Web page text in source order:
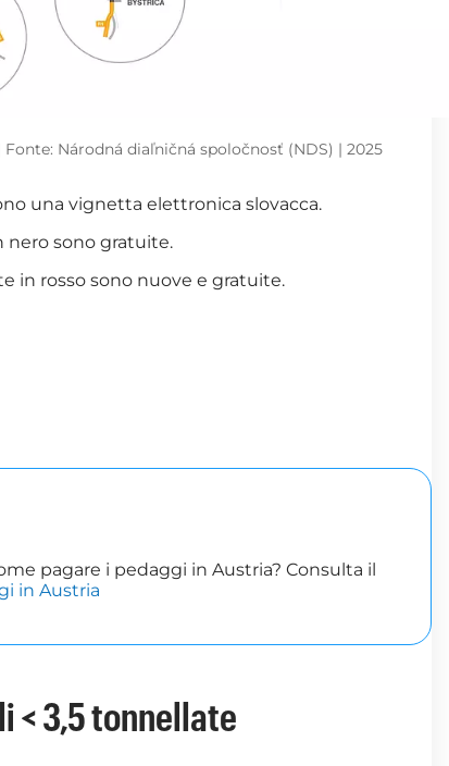
Národná diaľničná spoločnosť (NDS) | 2025
una vignetta elettronica slovacca.
nero sono gratuite.
in rosso sono nuove e gratuite.
pagare i pedaggi in Austria? Consulta il
in Austria
< 3,5 tonnellate